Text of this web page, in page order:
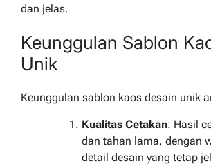
dan jelas.
Keunggulan Sablon
Unik
Keunggulan sablon kaos desain unik
Kualitas Cetakan: Hasil
dan tahan lama, dengan
detail desain yang tetap